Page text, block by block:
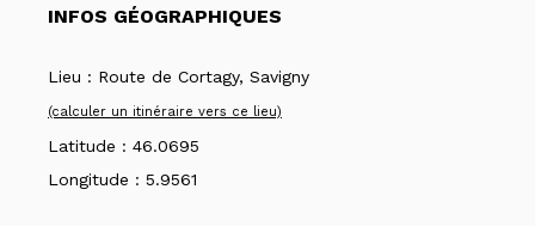
INFOS GÉOGRAPHIQUES
Lieu : Route de Cortagy, Savigny
(calculer un itinéraire vers ce lieu)
Latitude : 46.0695
Longitude : 5.9561